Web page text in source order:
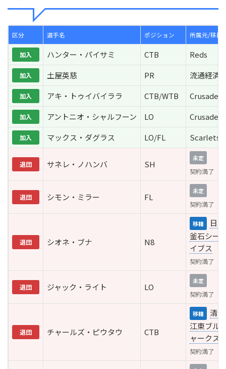
区分 選手名 ポジション 所属元/移籍
加入 ハンター・パイサミ CTB Reds
加入 土屋英慈 PR 流通経済
加入 アキ・トゥイバイララ CTB/WTB Crusaders
加入 アントニオ・シャルフーン LO Crusaders
加入 マックス・ダグラス LO/FL Scarlets
退団 サネレ・ノハンバ SH
未定
契約満了
退団 シモン・ミラー FL
未定
契約満了
退団 シオネ・ブナ N8
移籍
日
釜石シー
イブス
契約満了
退団 ジャック・ライト LO
未定
契約満了
退団 チャールズ・ピウタウ CTB
移籍
清
江東ブル
ャークス
契約満了